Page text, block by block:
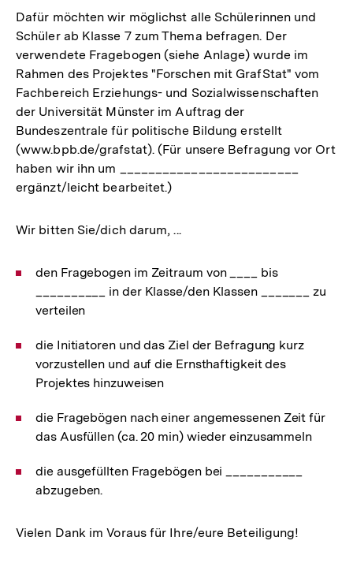
Dafür möchten wir möglichst alle Schülerinnen und
Schüler ab Klasse 7 zum Thema befragen. Der
verwendete Fragebogen (siehe Anlage) wurde im
Rahmen des Projektes "Forschen mit GrafStat" vom
Fachbereich Erziehungs- und Sozialwissenschaften
der Universität Münster im Auftrag der
Bundeszentrale für politische Bildung erstellt
(www.bpb.de/grafstat). (Für unsere Befragung vor Ort
haben wir ihn um _________________________
ergänzt/leicht bearbeitet.)
Wir bitten Sie/dich darum, ...
den Fragebogen im Zeitraum von ____ bis
__________ in der Klasse/den Klassen _______ zu
verteilen
die Initiatoren und das Ziel der Befragung kurz
vorzustellen und auf die Ernsthaftigkeit des
Projektes hinzuweisen
die Fragebögen nach einer angemessenen Zeit für
das Ausfüllen (ca. 20 min) wieder einzusammeln
die ausgefüllten Fragebögen bei ___________
abzugeben.
Vielen Dank im Voraus für Ihre/eure Beteiligung!